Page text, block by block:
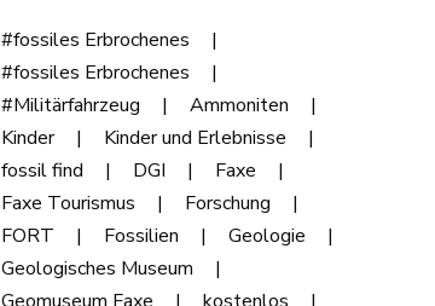
#fossiles Erbrochenes
#fossiles Erbrochenes
#Militärfahrzeug
Ammoniten
Kinder
Kinder und Erlebnisse
fossil find
DGI
Faxe
Faxe Tourismus
Forschung
FORT
Fossilien
Geologie
Geologisches Museum